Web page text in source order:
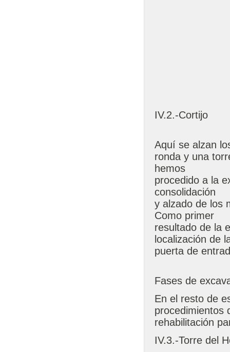
IV.2.-Cortijo
Aquí se alzan
ronda y una
hemos
procedido a la
consolidación
y alzado de los
Como primer
resultado de la
localización de
puerta de
Fases de
En el resto de
procedimientos
rehabilitación
IV.3.-Torre del